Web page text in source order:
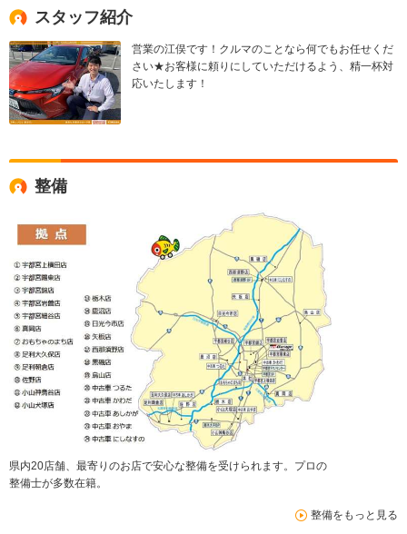
スタッフ紹介
営業の江俣です！クルマのことなら何でもお任せくだ
さい★お客様に頼りにしていただけるよう、精一杯対
応いたします！
整備
県内20店舗、最寄りのお店で安心な整備を受けられます。プロの
整備士が多数在籍。
整備をもっと見る